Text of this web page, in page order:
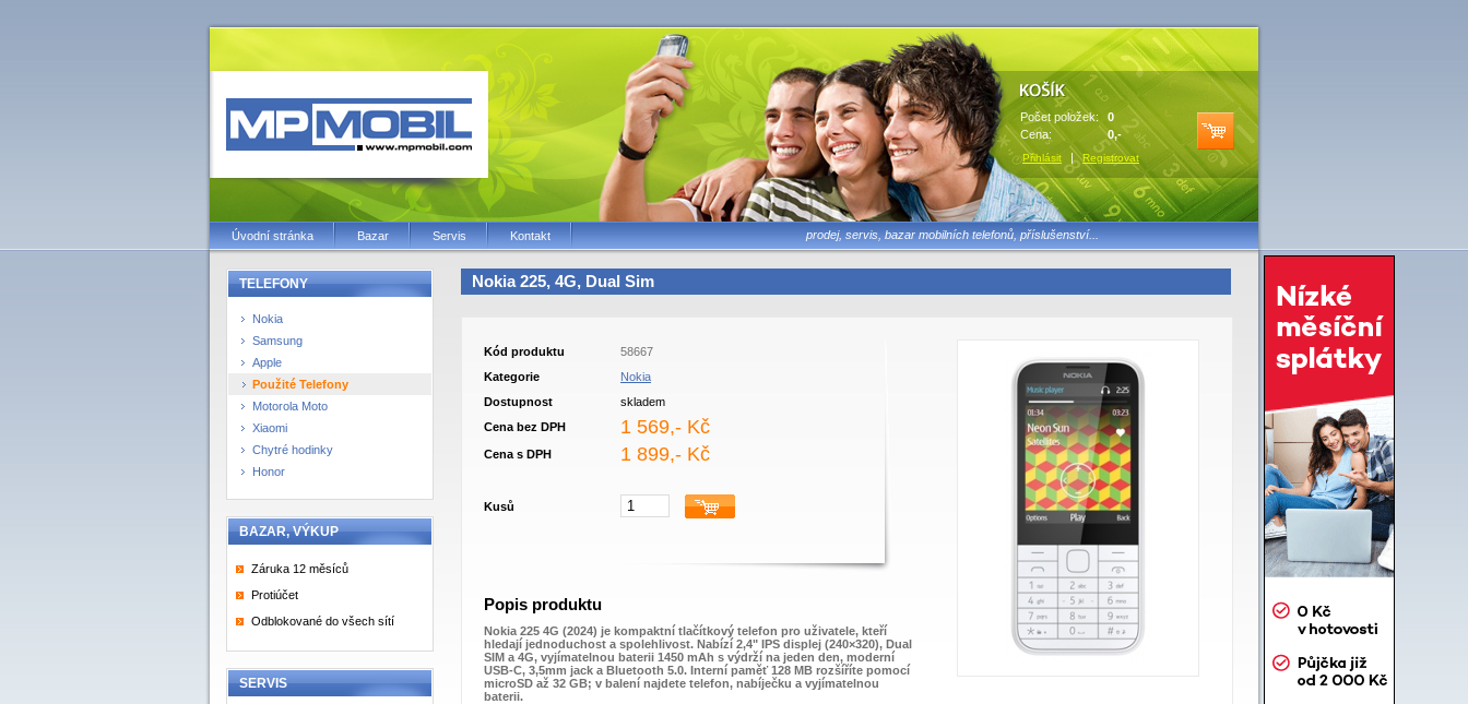
Počet položek:
0
Cena:
0,-
Přihlásit | Registrovat
Úvodní stránka Bazar Servis Kontakt prodej, servis, bazar mobilních telefonů, příslušenství...
Nokia 225, 4G, Dual Sim
Kód produktu
58667
Kategorie
Nokia
Dostupnost
skladem
Cena bez DPH
1 569,- Kč
Cena s DPH 1 899,- Kč
Kusů
Popis produktu
Nokia 225 4G (2024) je kompaktní tlačítkový telefon pro uživatele, kteří
hledají jednoduchost a spolehlivost. Nabízí 2,4" IPS displej (240×320), Dual
SIM a 4G, vyjímatelnou baterii 1450 mAh s výdrží na jeden den, moderní
USB‑C, 3,5mm jack a Bluetooth 5.0. Interní paměť 128 MB rozšíříte pomocí
microSD až 32 GB; v balení najdete telefon, nabíječku a vyjímatelnou
baterii.
TELEFONY
Nokia
Samsung
Apple
Použité Telefony
Motorola Moto
Xiaomi
Chytré hodinky
Honor
BAZAR, VÝKUP
Záruka 12 měsíců
Protiúčet
Odblokované do všech sítí
SERVIS